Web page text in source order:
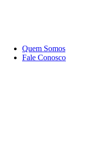
Quem Somos
Fale Conosco